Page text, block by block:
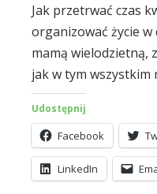
Jak przetrwać czas
organizować życie w
mamą wielodzietną,
jak w tym wszystkim
Udostępnij
Facebook
LinkedIn